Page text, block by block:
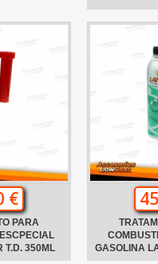
€
PARA
T.D. 350ML
GASOLINA